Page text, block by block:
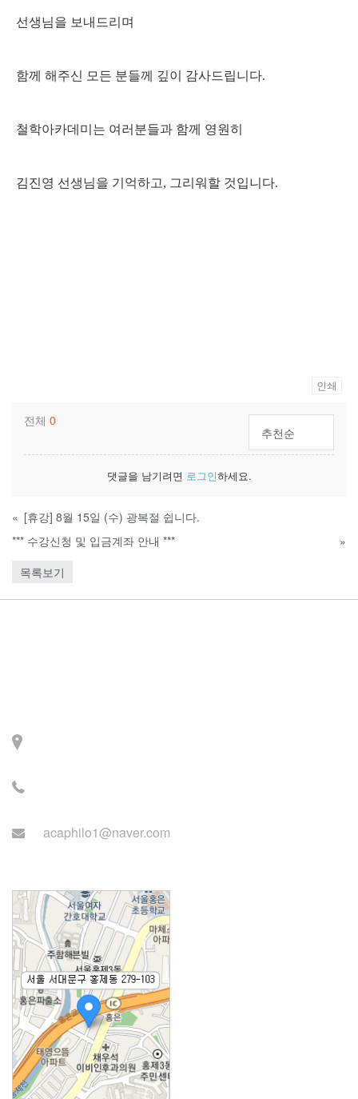
선생님을 보내드리며
함께 해주신 모든 분들께 깊이 감사드립니다.
철학아카데미는 여러분들과 함께 영원히
김진영 선생님을 기억하고, 그리워할 것입니다.
인쇄
전체 0
추천순
댓글을 남기려면 로그인하세요.
« [휴강] 8월 15일 (수) 광복절 쉽니다.
*** 수강신청 및 입금계좌 안내 ***
»
목록보기
acaphilo1@naver.com